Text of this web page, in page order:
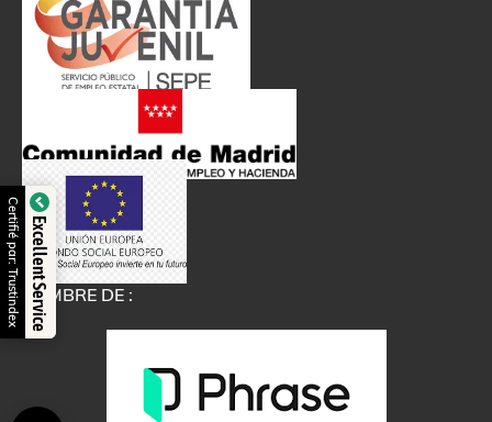
MEMBRE DE :
Excellent Service
Certifié par: Trustindex